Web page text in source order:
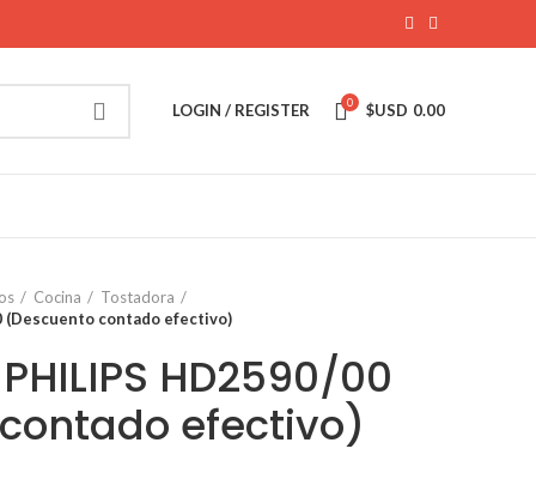
LOGIN / REGISTER 0 $USD 0.00
Cocina
Tostadora
(Descuento contado efectivo)
HD2590/00
efectivo)